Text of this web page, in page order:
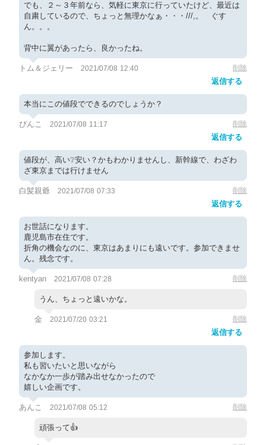
でも、２～３年前なら、気軽に東京に行っていたけど、最近は
自粛しているので、ちょっと無理かなぁ・・・///,。 ぐす
ん。。。
背中に翼があったら、良かったね。
トム＆ジェリー 2021/07/08 12:40 削除
返信する
本当にこの値段でできるのでしょうか？
ぴんこ 2021/07/08 11:17 削除
返信する
値段が、高い❔安い？かもわかりませんし、新幹線で、わざわ
ざ東京までは行けません
白髪親爺 2021/07/08 07:33 削除
返信する
お世話になります。
鹿児島市在住です。
折角の機会なのに、東京はあまりにも遠いです。参加できませ
ん。残念です。
kentyan 2021/07/08 07:28 削除
うん、ちょっと遠いかな。
金 2021/07/20 03:21 削除
返信する
参加します。
私も習いたいと思いながら
なかなか一歩が踏み出せなかったので
嬉しい企画です。
あんこ 2021/07/08 05:12 削除
頑張って👍